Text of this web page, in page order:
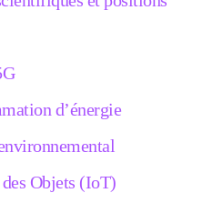
d’énergie
Objets (IoT)